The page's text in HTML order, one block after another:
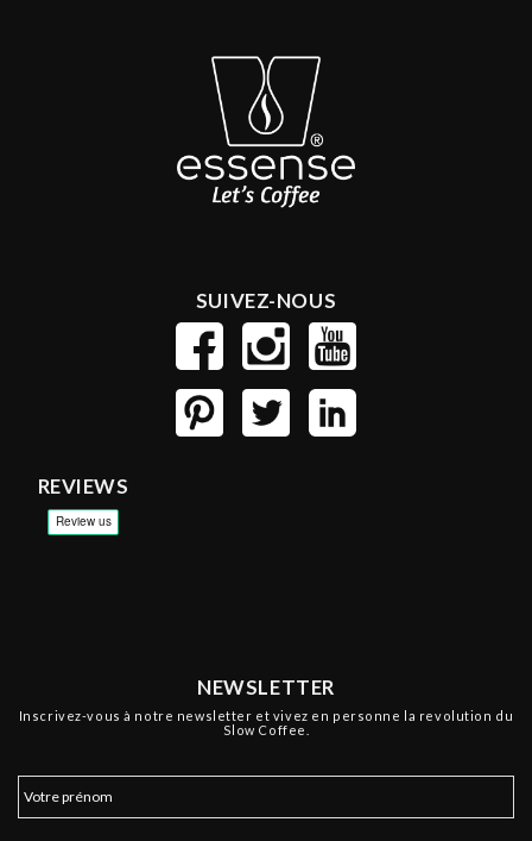
SUIVEZ-NOUS
REVIEWS
NEWSLETTER
Inscrivez-vous à notre newsletter et vivez en personne la revolution du
Slow Coffee.